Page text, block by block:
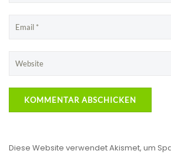
Diese Website verwendet Akismet, um